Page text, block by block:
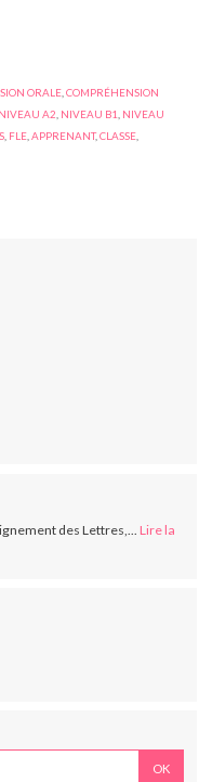
des Lettres,... Lire la
ORALE, COMPRÉHENSION
NIVEAU A2 NIVEAU B1 NIVEAU
FLE ,APPRENANT,CLASSE